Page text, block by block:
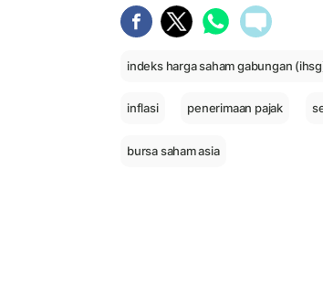
indeks harga saham gabungan
inflasi penerimaan pajak
bursa saham asia